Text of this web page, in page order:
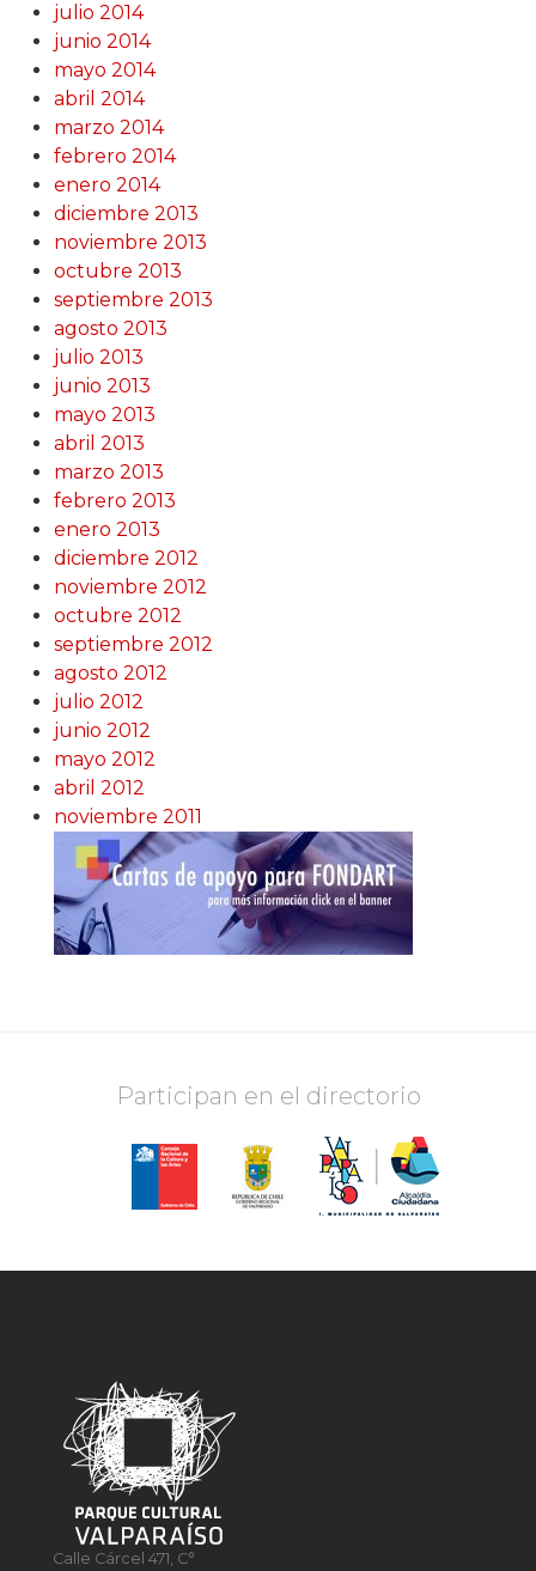
julio 2014
junio 2014
mayo 2014
abril 2014
marzo 2014
febrero 2014
enero 2014
diciembre 2013
noviembre 2013
octubre 2013
septiembre 2013
agosto 2013
julio 2013
junio 2013
mayo 2013
abril 2013
marzo 2013
febrero 2013
enero 2013
diciembre 2012
noviembre 2012
octubre 2012
septiembre 2012
agosto 2012
julio 2012
junio 2012
mayo 2012
abril 2012
noviembre 2011
Participan en el directorio
Calle Cárcel 471, C°